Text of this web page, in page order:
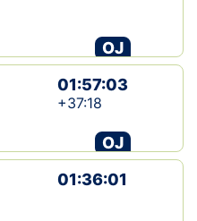
OJ
01:57:03
+37:18
OJ
01:36:01